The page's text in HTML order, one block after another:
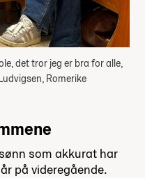
som akkurat har
på videregående.
det tror jeg er bra for alle,
Romerike